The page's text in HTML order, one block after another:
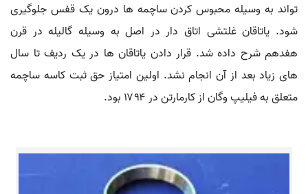
تواند به وسیله محبوس کردن ساچمه ها درون یک قفس جلوگیری
شود. یاتاقان غلتشی اتاق دار در اصل به وسیله گالیله در قرن
هفدهم شرح داده شد. قرار دادن یاتاقان ها در یک ردیف تا سال
های زیاد بعد از آن انجام نشد. اولین امتیاز حق ثبت کاسه ساچمه
متعلق به فیلیپ وگان از کارمارتن در ۱۷۹۴ بود.